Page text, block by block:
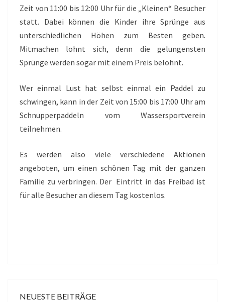
Zeit von 11:00 bis 12:00 Uhr für die „Kleinen“ Besucher
statt. Dabei können die Kinder ihre Sprünge aus
unterschiedlichen Höhen zum Besten geben.
Mitmachen lohnt sich, denn die gelungensten
Sprünge werden sogar mit einem Preis belohnt.
Wer einmal Lust hat selbst einmal ein Paddel zu
schwingen, kann in der Zeit von 15:00 bis 17:00 Uhr am
Schnupperpaddeln vom Wassersportverein
teilnehmen.
Es werden also viele verschiedene Aktionen
angeboten, um einen schönen Tag mit der ganzen
Familie zu verbringen. Der Eintritt in das Freibad ist
für alle Besucher an diesem Tag kostenlos.
NEUESTE BEITRÄGE